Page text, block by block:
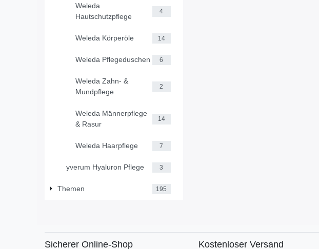
Weleda
Hautschutzpflege
4
Weleda Körperöle 14
Weleda Pflegeduschen 6
Weleda Zahn- &
Mundpflege
2
Weleda Männerpflege
& Rasur
14
Weleda Haarpflege 7
yverum Hyaluron Pflege 3
Themen 195
Sicherer Online-Shop Kostenloser Versand